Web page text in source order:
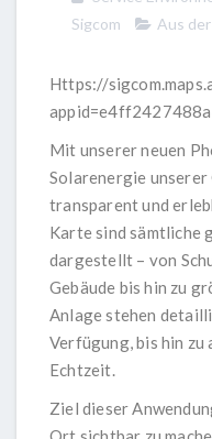
Sigcom
Aus
Https://
Mit unserer neuen
Solarenergie
transparent und
Karte sind sämtliche
dargestellt – von
Gebäude bis hin zu
Anlage stehen
Verfügung, bis hin
Echtzeit.
Ziel dieser